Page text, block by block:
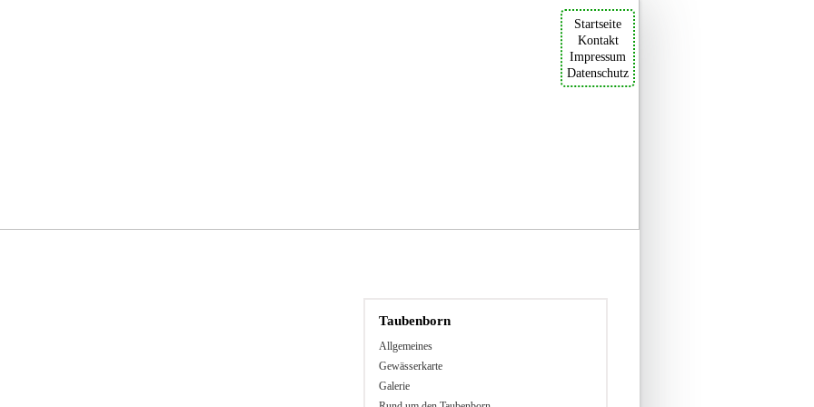
Startseite
Kontakt
Impressum
Datenschutz
Taubenborn
Allgemeines
Gewässerkarte
Galerie